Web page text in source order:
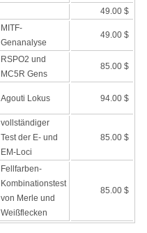
49.00 $
MITF-
Genanalyse
49.00 $
RSPO2 und
MC5R Gens
85.00 $
Agouti Lokus 94.00 $
vollständiger
Test der E- und
EM-Loci
85.00 $
Fellfarben-
Kombinationstest
von Merle und
Weißflecken
85.00 $